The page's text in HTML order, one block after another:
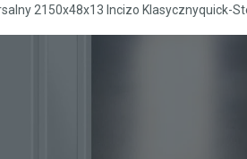
2150x48x13 Incizo Klasycznyquick-